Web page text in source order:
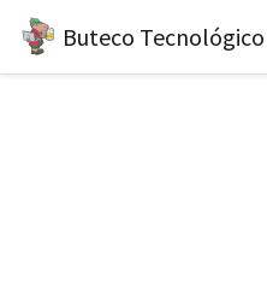
Buteco Tecnológico